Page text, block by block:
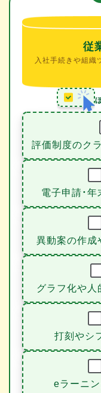
従
入社手続きや組織
評価制度のク
電子申請・
異動案の作成
グラフ化や
打刻やシ
eラーニ